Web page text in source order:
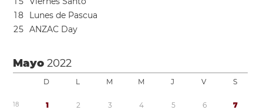
18
Lunes de Pascua
25 ANZAC Day
Mayo2022
D L M M J V S
18 1 2 3 4 5 6 7